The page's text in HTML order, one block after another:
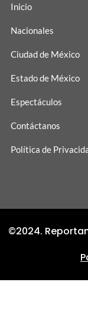
Inicio
Nacionales
Ciudad de México
Estado de México
Espectáculos
Contáctanos
Política de
©2024.